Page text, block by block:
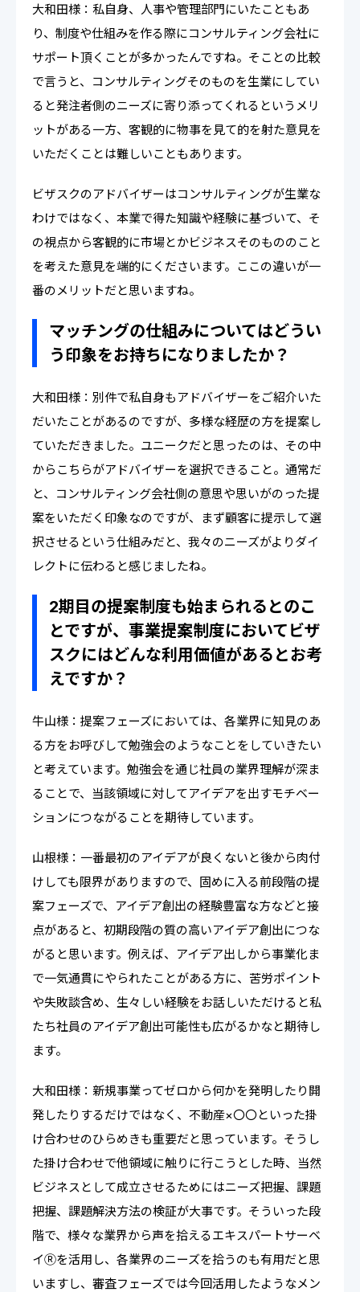
大和田様：私自身、人事や管理部門にいたこともあ
り、制度や仕組みを作る際にコンサルティング会社に
サポート頂くことが多かったんですね。そことの比較
で言うと、コンサルティングそのものを生業にしてい
ると発注者側のニーズに寄り添ってくれるというメリ
ットがある一方、客観的に物事を見て的を射た意見を
いただくことは難しいこともあります。
ビザスクのアドバイザーはコンサルティングが生業な
わけではなく、本業で得た知識や経験に基づいて、そ
の視点から客観的に市場とかビジネスそのもののこと
を考えた意見を端的にくださいます。ここの違いが一
番のメリットだと思いますね。
マッチングの仕組みについてはどうい
う印象をお持ちになりましたか？
大和田様：別件で私自身もアドバイザーをご紹介いた
だいたことがあるのですが、多様な経歴の方を提案し
ていただきました。ユニークだと思ったのは、その中
からこちらがアドバイザーを選択できること。通常だ
と、コンサルティング会社側の意思や思いがのった提
案をいただく印象なのですが、まず顧客に提示して選
択させるという仕組みだと、我々のニーズがよりダイ
レクトに伝わると感じましたね。
2期目の提案制度も始まられるとのこ
とですが、事業提案制度においてビザ
スクにはどんな利用価値があるとお考
えですか？
牛山様：提案フェーズにおいては、各業界に知見のあ
る方をお呼びして勉強会のようなことをしていきたい
と考えています。勉強会を通じ社員の業界理解が深ま
ることで、当該領域に対してアイデアを出すモチベー
ションにつながることを期待しています。
山根様：一番最初のアイデアが良くないと後から肉付
けしても限界がありますので、固めに入る前段階の提
案フェーズで、アイデア創出の経験豊富な方などと接
点があると、初期段階の質の高いアイデア創出につな
がると思います。例えば、アイデア出しから事業化ま
で一気通貫にやられたことがある方に、苦労ポイント
や失敗談含め、生々しい経験をお話しいただけると私
たち社員のアイデア創出可能性も広がるかなと期待し
ます。
大和田様：新規事業ってゼロから何かを発明したり開
発したりするだけではなく、不動産×〇〇といった掛
け合わせのひらめきも重要だと思っています。そうし
た掛け合わせで他領域に触りに行こうとした時、当然
ビジネスとして成立させるためにはニーズ把握、課題
把握、課題解決方法の検証が大事です。そういった段
階で、様々な業界から声を拾えるエキスパートサーベ
イⓇを活用し、各業界のニーズを拾うのも有用だと思
いますし、審査フェーズでは今回活用したようなメン